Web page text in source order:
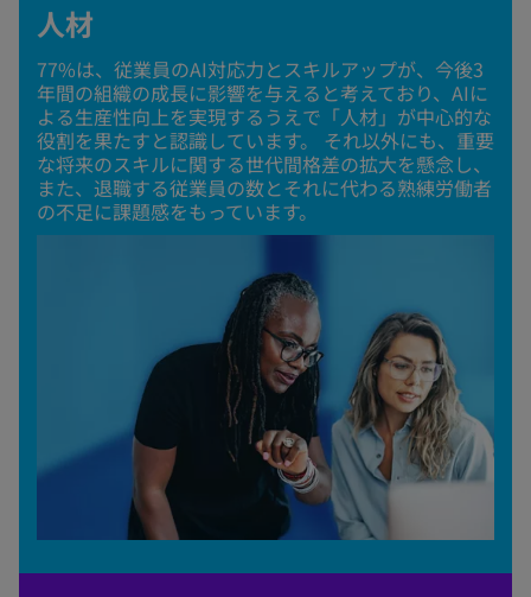
人材
77%は、従業員のAI対応力とスキルアップが、今後3
年間の組織の成長に影響を与えると考えており、AIに
よる生産性向上を実現するうえで「人材」が中心的な
役割を果たすと認識しています。 それ以外にも、重要
な将来のスキルに関する世代間格差の拡大を懸念し、
また、退職する従業員の数とそれに代わる熟練労働者
の不足に課題感をもっています。